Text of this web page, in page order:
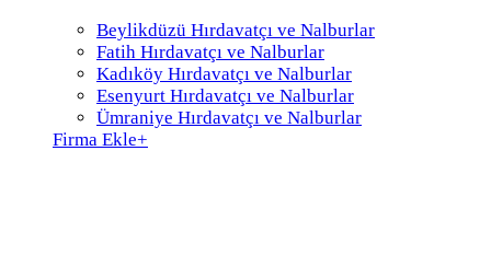
Beylikdüzü Hırdavatçı ve Nalburlar
Fatih Hırdavatçı ve Nalburlar
Kadıköy Hırdavatçı ve Nalburlar
Esenyurt Hırdavatçı ve Nalburlar
Ümraniye Hırdavatçı ve Nalburlar
Firma Ekle+